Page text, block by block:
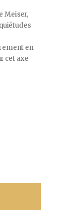
Meiser,
en
cet axe